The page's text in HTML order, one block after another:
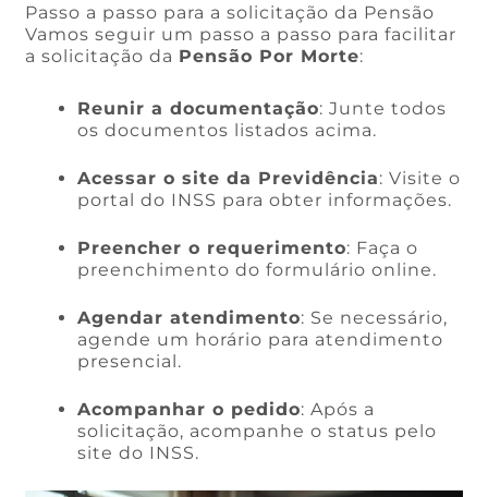
Passo a passo para a solicitação da Pensão
Vamos seguir um passo a passo para facilitar
a solicitação da Pensão Por Morte:
Reunir a documentação: Junte todos
os documentos listados acima.
Acessar o site da Previdência: Visite o
portal do INSS para obter informações.
Preencher o requerimento: Faça o
preenchimento do formulário online.
Agendar atendimento: Se necessário,
agende um horário para atendimento
presencial.
Acompanhar o pedido: Após a
solicitação, acompanhe o status pelo
site do INSS.